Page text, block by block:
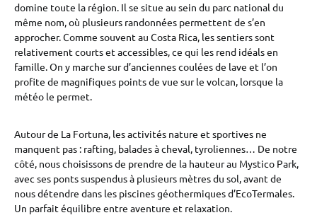
domine toute la région. Il se situe au sein du parc national du
même nom, où plusieurs randonnées permettent de s’en
approcher. Comme souvent au Costa Rica, les sentiers sont
relativement courts et accessibles, ce qui les rend idéals en
famille. On y marche sur d’anciennes coulées de lave et l’on
profite de magnifiques points de vue sur le volcan, lorsque la
météo le permet.
Autour de La Fortuna, les activités nature et sportives ne
manquent pas : rafting, balades à cheval, tyroliennes… De notre
côté, nous choisissons de prendre de la hauteur au Mystico Park,
avec ses ponts suspendus à plusieurs mètres du sol, avant de
nous détendre dans les piscines géothermiques d’EcoTermales.
Un parfait équilibre entre aventure et relaxation.